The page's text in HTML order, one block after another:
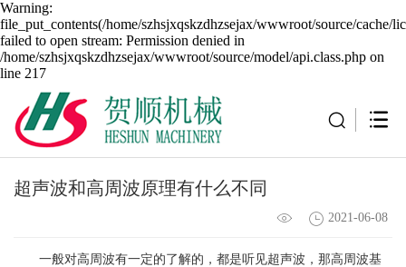
Warning:
file_put_contents(/home/szhsjxqskzdhzsejax/wwwroot/source/cache/
failed to open stream: Permission denied in
/home/szhsjxqskzdhzsejax/wwwroot/source/model/api.class.php on
line 217
超声波和高周波原理有什么不同
2021-06-08
一般对高周波有一定的了解的，都是听见超声波，那高周波基